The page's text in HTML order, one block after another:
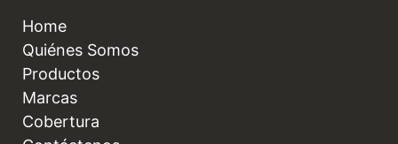
Home
Quiénes Somos
Productos
Marcas
Cobertura